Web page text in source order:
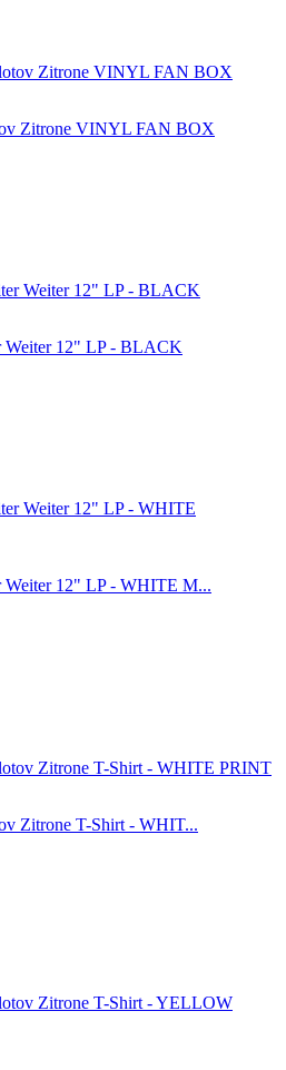
Zitrone VINYL FAN BOX
12" LP - BLACK
12" LP - WHITE M...
Zitrone T-Shirt - WHIT...